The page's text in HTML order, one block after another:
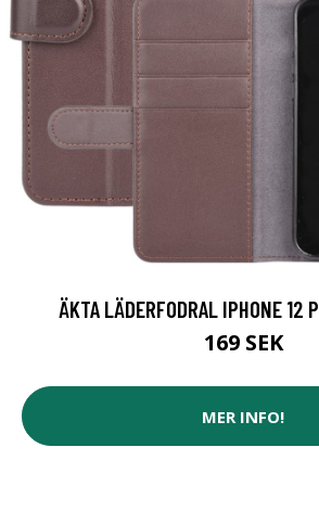
ÄKTA LÄDERFODRAL IPHONE 12
169 SEK
MER INFO!